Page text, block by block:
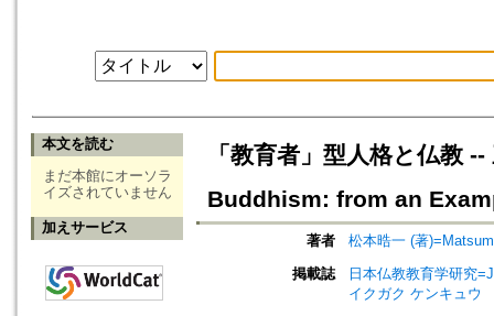
本文を読む
まだ本館にオーソラ
イズされていません
加えサービス
「教育者」型人格と仏教
Buddhism: from an
著者
松本晧一 (著
掲載誌
日本仏教教育学研究
イクガク ケンキュウ